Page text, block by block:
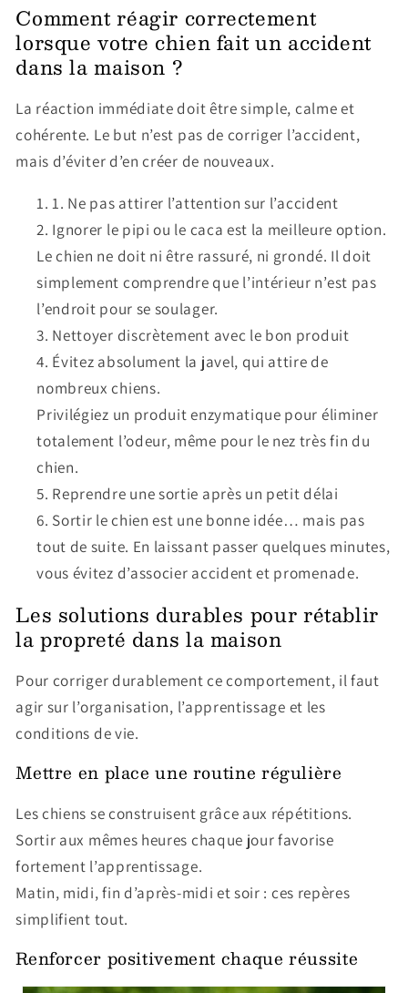
Comment réagir correctement
lorsque votre chien fait un accident
dans la maison ?
La réaction immédiate doit être simple, calme et
cohérente. Le but n’est pas de corriger l’accident,
mais d’éviter d’en créer de nouveaux.
1. Ne pas attirer l’attention sur l’accident
Ignorer le pipi ou le caca est la meilleure option.
Le chien ne doit ni être rassuré, ni grondé. Il doit
simplement comprendre que l’intérieur n’est pas
l’endroit pour se soulager.
Nettoyer discrètement avec le bon produit
Évitez absolument la javel, qui attire de
nombreux chiens.
Privilégiez un produit enzymatique pour éliminer
totalement l’odeur, même pour le nez très fin du
chien.
Reprendre une sortie après un petit délai
Sortir le chien est une bonne idée… mais pas
tout de suite. En laissant passer quelques minutes,
vous évitez d’associer accident et promenade.
Les solutions durables pour rétablir
la propreté dans la maison
Pour corriger durablement ce comportement, il faut
agir sur l’organisation, l’apprentissage et les
conditions de vie.
Mettre en place une routine régulière
Les chiens se construisent grâce aux répétitions.
Sortir aux mêmes heures chaque jour favorise
fortement l’apprentissage.
Matin, midi, fin d’après-midi et soir : ces repères
simplifient tout.
Renforcer positivement chaque réussite